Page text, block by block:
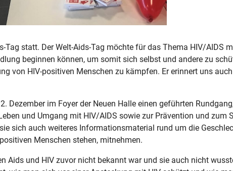
Tag statt. Der Welt-Aids-Tag möchte für das Thema HIV/AIDS
beginnen können, um somit sich selbst und andere zu
von HIV-positiven Menschen zu kämpfen. Er erinnert uns
im Foyer der Neuen Halle einen geführten
und Umgang mit HIV/AIDS sowie zur Prävention und
sich auch weiteres Informationsmaterial rund um die
Menschen stehen, mitnehmen.
Aids und HIV zuvor nicht bekannt war und sie auch nicht